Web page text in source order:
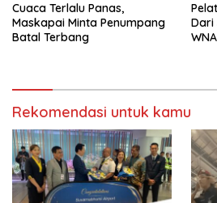
Cuaca Terlalu Panas,
Maskapai Minta Penumpang
Batal Terbang
Dari
Rekomendasi untuk kamu